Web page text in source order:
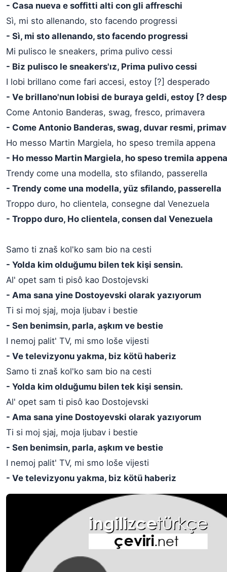
- Casa nueva e soffitti alti con gli affreschi
Sì, mi sto allenando, sto facendo progressi
- Sì, mi sto allenando, sto facendo progressi
Mi pulisco le sneakers, prima pulivo cessi
- Biz pulisco le sneakers'ız, Prima pulivo cessi
I lobi brillano come fari accesi, estoy [?] desperado
- Ve brillano'nun lobisi de buraya geldi, estoy [?
Come Antonio Banderas, swag, fresco, primavera
- Come Antonio Banderas, swag, duvar resmi,
Ho messo Martin Margiela, ho speso tremila appena
- Ho messo Martin Margiela, ho speso tremila appena
Trendy come una modella, sto sfilando, passerella
- Trendy come una modella, yüz sfilando, passerella
Troppo duro, ho clientela, consegne dal Venezuela
- Troppo duro, Ho clientela, consen dal Venezuela
Samo ti znaš kol'ko sam bio na cesti
- Yolda kim olduğumu bilen tek kişi sensin.
Al' opet sam ti pisô kao Dostojevski
- Ama sana yine Dostoyevski olarak yazıyorum
Ti si moj sjaj, moja ljubav i bestie
- Sen benimsin, parla, aşkım ve bestie
I nemoj palit' TV, mi smo loše vijesti
- Ve televizyonu yakma, biz kötü haberiz
Samo ti znaš kol'ko sam bio na cesti
- Yolda kim olduğumu bilen tek kişi sensin.
Al' opet sam ti pisô kao Dostojevski
- Ama sana yine Dostoyevski olarak yazıyorum
Ti si moj sjaj, moja ljubav i bestie
- Sen benimsin, parla, aşkım ve bestie
I nemoj palit' TV, mi smo loše vijesti
- Ve televizyonu yakma, biz kötü haberiz